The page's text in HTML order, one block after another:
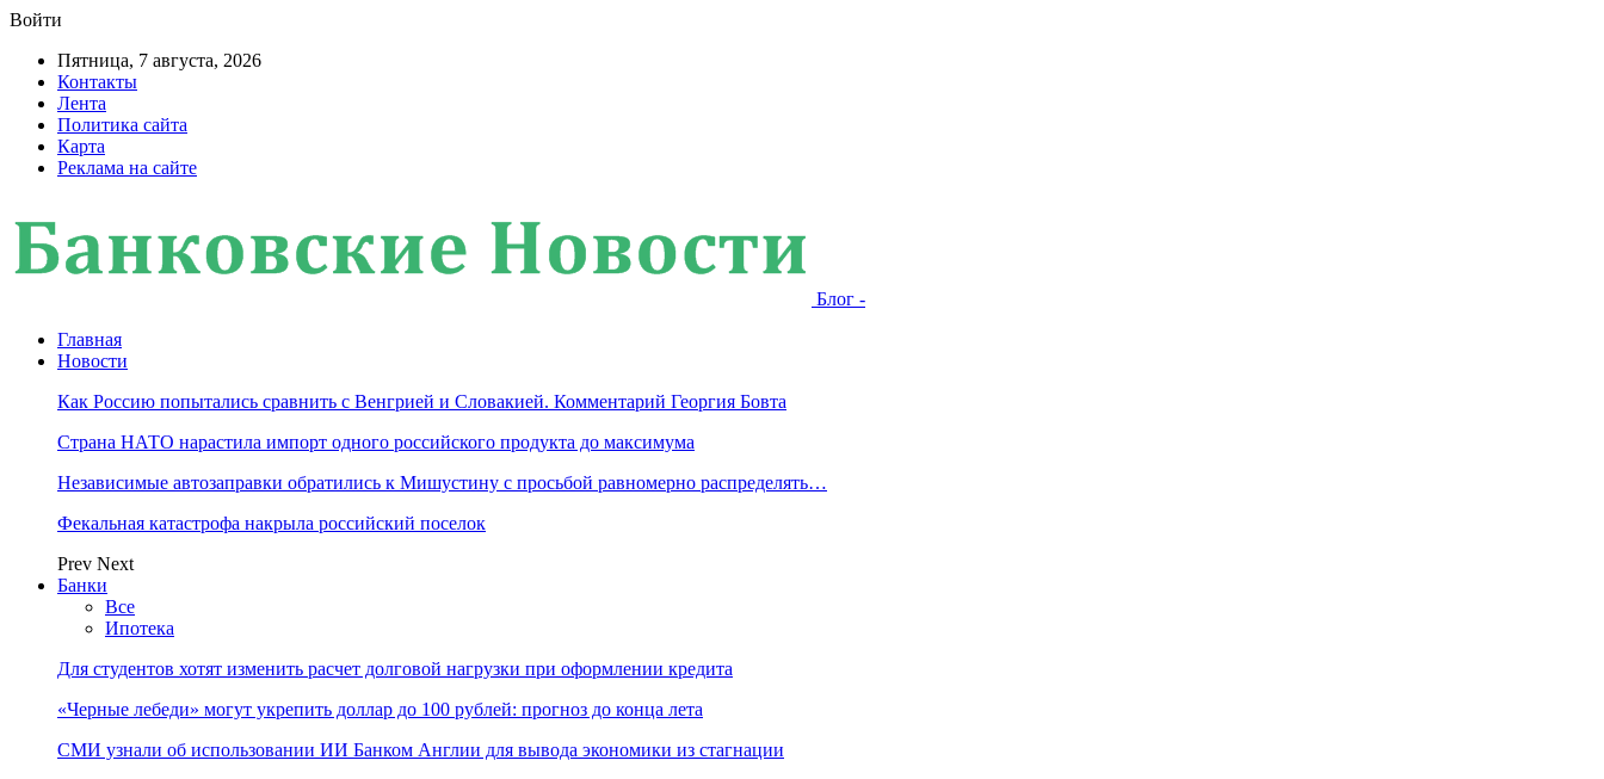
Войти
Пятница, 7 августа, 2026
Контакты
Лента
Политика сайта
Карта
Реклама на сайте
Блог -
Главная
Новости
Как Россию попытались сравнить с Венгрией и Словакией. Комментарий Георгия Бовта
Страна НАТО нарастила импорт одного российского продукта до максимума
Независимые автозаправки обратились к Мишустину с просьбой равномерно распределять…
Фекальная катастрофа накрыла российский поселок
Prev Next
Банки
Все
Ипотека
Для студентов хотят изменить расчет долговой нагрузки при оформлении кредита
«Черные лебеди» могут укрепить доллар до 100 рублей: прогноз до конца лета
СМИ узнали об использовании ИИ Банком Англии для вывода экономики из стагнации